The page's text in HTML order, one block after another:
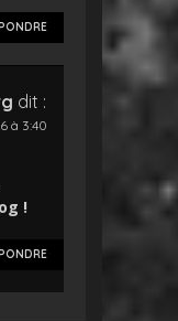
dit :
à 3:40
!